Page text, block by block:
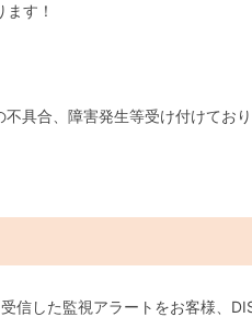
す！
具合、障害発生等受け付けてお
信した監視アラートをお客様、